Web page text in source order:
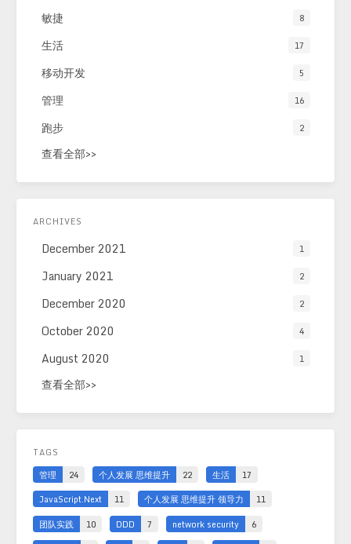
敏捷 8
生活 17
移动开发 5
管理 16
跑步 2
查看全部>>
ARCHIVES
December 2021 1
January 2021 2
December 2020 2
October 2020 4
August 2020 1
查看全部>>
TAGS
管理
24 个人发展 思维提升 22 生活
17
JavaScript.Next
11 个人发展 思维提升 领导力
11
团队实践
10 DDD 7 network security
6